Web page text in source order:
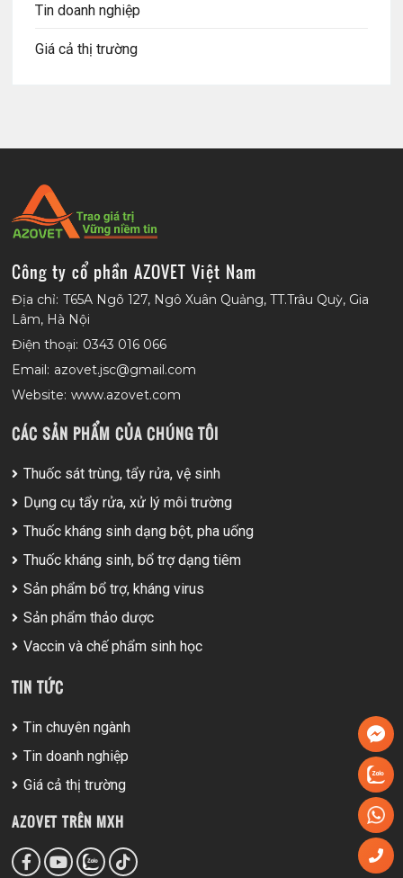
Tin doanh nghiệp
Giá cả thị trường
Công ty cổ phần AZOVET Việt Nam
Địa chỉ: T65A Ngõ 127, Ngô Xuân Quảng, TT.Trâu Quỳ, Gia
Lâm, Hà Nội
Điện thoại: 0343 016 066
Email: azovet.jsc@gmail.com
Website: www.azovet.com
CÁC SẢN PHẨM CỦA CHÚNG TÔI
Thuốc sát trùng, tẩy rửa, vệ sinh
Dụng cụ tẩy rửa, xử lý môi trường
Thuốc kháng sinh dạng bột, pha uống
Thuốc kháng sinh, bổ trợ dạng tiêm
Sản phẩm bổ trợ, kháng virus
Sản phẩm thảo dược
Vaccin và chế phẩm sinh học
TIN TỨC
Tin chuyên ngành
Tin doanh nghiệp
Giá cả thị trường
AZOVET TRÊN MXH